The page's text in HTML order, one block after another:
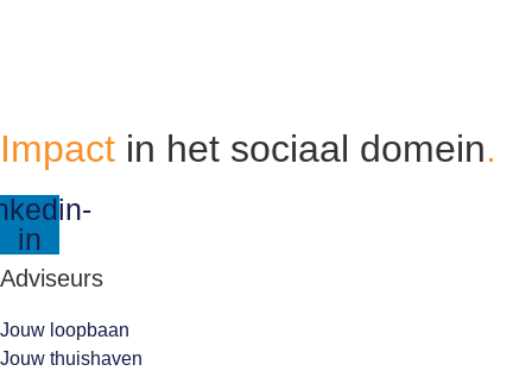
Impact in het sociaal domein.
in
Adviseurs
Jouw loopbaan
Jouw thuishaven